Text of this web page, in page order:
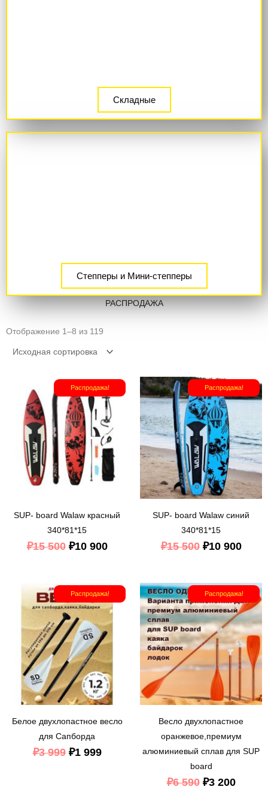
Складные
Степперы и Мини-степперы
РАСПРОДАЖА
Отображение 1–8 из 119
Распродажа!
SUP- board Walaw красный
340*81*15
₽15 500
Первоначальная
цена
составляла
₽15
500.
₽10 900
Текущая
цена:
₽10
900.
Распродажа!
SUP- board Walaw синий
340*81*15
₽15 500
цена
составляла
₽15
500.
₽10 900
Распродажа!
Белое двухлопастное весло
для Сапборда
₽3 999
Первоначальная
цена
составляла
₽3
999.
₽1 999
Текущая
цена:
₽1
999.
Распродажа!
Весло двухлопастное
оранжевое,премиум
алюминиевый сплав для SUP
board
₽6 590
цена
составляла
₽6
590.
₽3 200
цена:
₽3
200.